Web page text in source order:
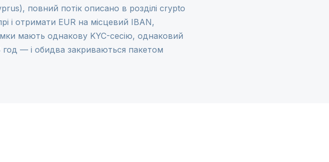
повний потік описано в розділі crypto
і отримати EUR на місцевий IBAN,
мають однакову KYC-сесію, однаковий
год — і обидва закриваються пакетом